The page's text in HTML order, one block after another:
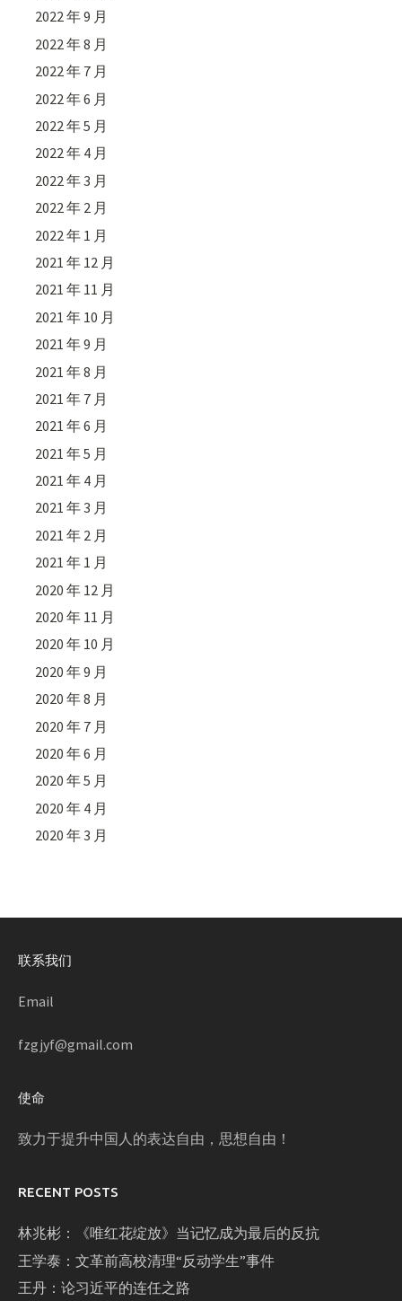
2022 年 9 月
2022 年 8 月
2022 年 7 月
2022 年 6 月
2022 年 5 月
2022 年 4 月
2022 年 3 月
2022 年 2 月
2022 年 1 月
2021 年 12 月
2021 年 11 月
2021 年 10 月
2021 年 9 月
2021 年 8 月
2021 年 7 月
2021 年 6 月
2021 年 5 月
2021 年 4 月
2021 年 3 月
2021 年 2 月
2021 年 1 月
2020 年 12 月
2020 年 11 月
2020 年 10 月
2020 年 9 月
2020 年 8 月
2020 年 7 月
2020 年 6 月
2020 年 5 月
2020 年 4 月
2020 年 3 月
联系我们
Email
fzgjyf@gmail.com
使命
致力于提升中国人的表达自由，思想自由！
RECENT POSTS
林兆彬：《唯红花绽放》当记忆成为最后的反抗
王学泰：文革前高校清理“反动学生”事件
王丹：论习近平的连任之路